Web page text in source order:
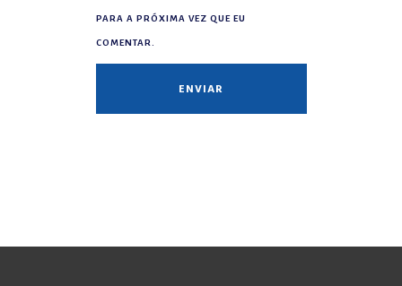
PARA A PRÓXIMA VEZ QUE EU
COMENTAR.